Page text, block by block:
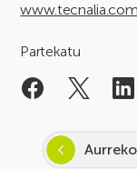
www.tecnalia.com
Partekatu